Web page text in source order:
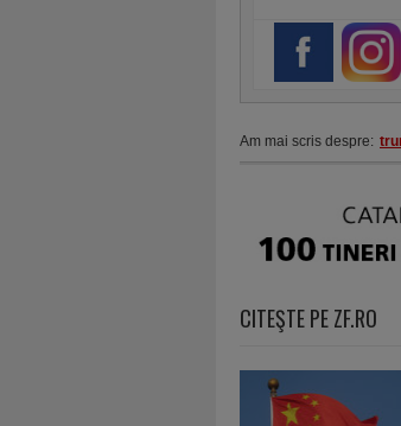
Am mai scris despre:
CITEŞTE PE ZF.RO